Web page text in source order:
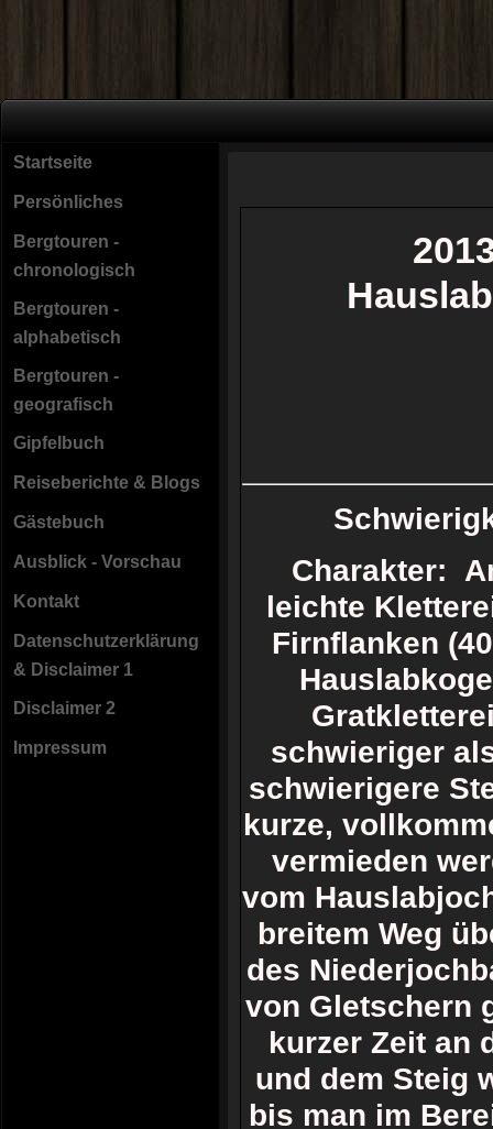
Startseite
Persönliches
Bergtouren -
chronologisch
Bergtouren -
alphabetisch
Bergtouren -
geografisch
Gipfelbuch
Reiseberichte & Blogs
Gästebuch
Ausblick - Vorschau
Kontakt
Datenschutzerklärung
& Disclaimer 1
Disclaimer 2
Impressum
Charakter:
leichte
Firnflanken
schwieriger
schwierigere
kurze,
vermieden
vom
breitem Weg
des
von Gletschern
kurzer Zeit an
und dem Steig
bis man im